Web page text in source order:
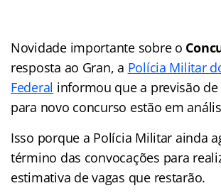
Novidade importante sobre o
resposta ao Gran, a Polícia Militar
Federal informou que a previsão de
para novo concurso estão em
Isso porque a Polícia Militar ainda
término das convocações para
estimativa de vagas que restarão.